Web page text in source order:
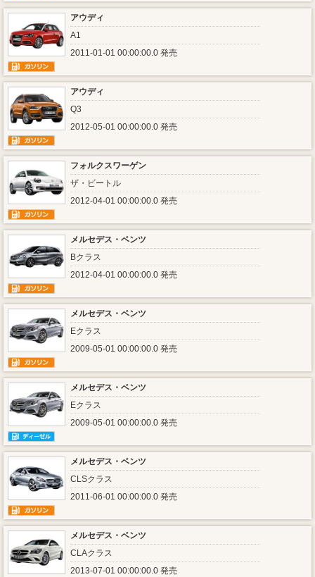
アウディ
A1
2011-01-01 00:00:00.0 発売
アウディ
Q3
2012-05-01 00:00:00.0 発売
フォルクスワーゲン
ザ・ビートル
2012-04-01 00:00:00.0 発売
メルセデス・ベンツ
Bクラス
2012-04-01 00:00:00.0 発売
メルセデス・ベンツ
Eクラス
2009-05-01 00:00:00.0 発売
メルセデス・ベンツ
Eクラス
2009-05-01 00:00:00.0 発売
メルセデス・ベンツ
CLSクラス
2011-06-01 00:00:00.0 発売
メルセデス・ベンツ
CLAクラス
2013-07-01 00:00:00.0 発売